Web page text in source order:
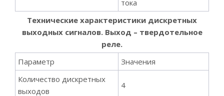
тока
Технические характеристики дискретных
выходных сигналов. Выход – твердотельное
реле.
Параметр
Значения
Количество дискретных
выходов
4